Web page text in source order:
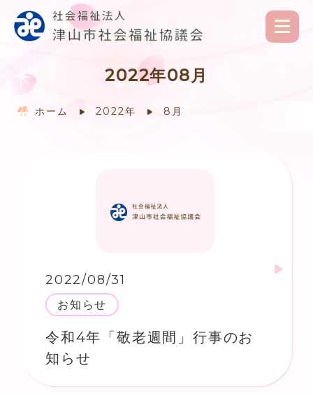
2022年08月
ホーム 2022年 8月
2022/08/31
お知らせ
令和4年「敬老週間」行事のお
知らせ